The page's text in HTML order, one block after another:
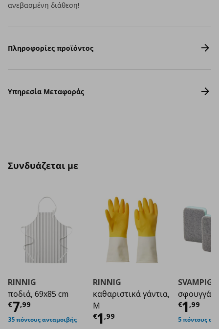
ανεβασμένη διάθεση!
Πληροφορίες προϊόντος
Υπηρεσία Μεταφοράς
Συνδυάζεται με
RINNIG
ποδιά, 69x85 cm
€7,99
Τρέχουσα τιμή
35 πόντους ανταμοιβής
RINNIG
καθαριστικά γάντια,
M
€1 ,99
Τρέχουσα τιμή€
SVAMPIG
€1 ,99
5 πόντους